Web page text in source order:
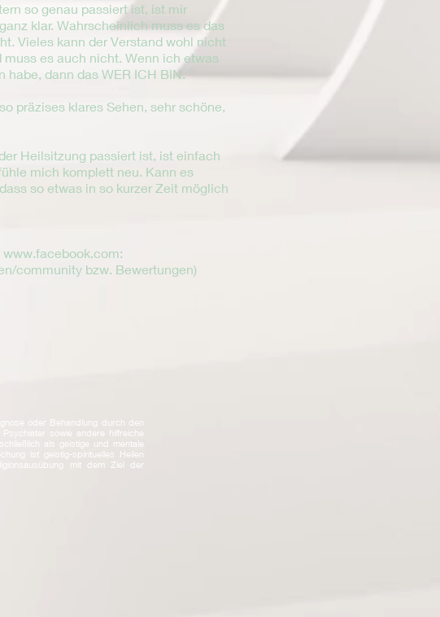
so genau passiert ist, ist mir
klar. Wahrscheinlich muss es das
Vieles kann der Verstand wohl nicht
muss es auch nicht. Wenn ich etwas
habe, dann das WER ICH BIN.
präzises klares Sehen, sehr schöne,
Heilsitzung passiert ist, ist einfach
mich komplett neu. Kann es
so etwas in so kurzer Zeit möglich
www.facebook.com:
community bzw. Bewertungen)
oder Behandlung durch den
sowie andere hilfreiche
als geistige und mentale
ist geistig-spirituelles Heilen
mit dem Ziel der